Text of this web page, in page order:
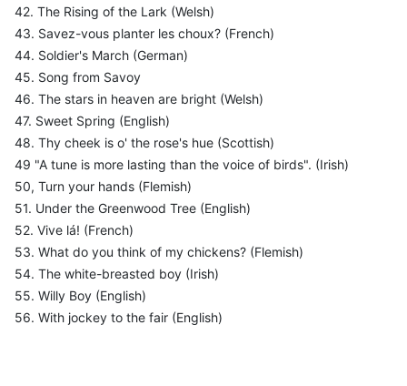
42. The Rising of the Lark (Welsh)
43. Savez-vous planter les choux? (French)
44. Soldier's March (German)
45. Song from Savoy
46. The stars in heaven are bright (Welsh)
47. Sweet Spring (English)
48. Thy cheek is o' the rose's hue (Scottish)
49 "A tune is more lasting than the voice of birds". (Irish)
50, Turn your hands (Flemish)
51. Under the Greenwood Tree (English)
52. Vive lá! (French)
53. What do you think of my chickens? (Flemish)
54. The white-breasted boy (Irish)
55. Willy Boy (English)
56. With jockey to the fair (English)